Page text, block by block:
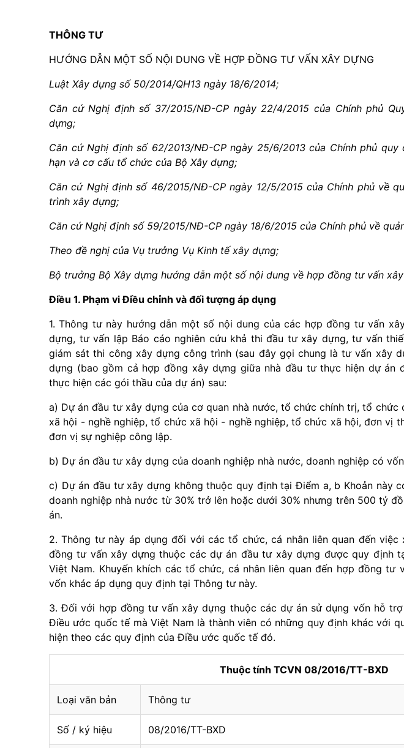
THÔNG TƯ
HƯỚNG DẪN MỘT SỐ NỘI DUNG VỀ HỢP ĐỒNG TƯ VẤN XÂY DỰNG
Luật Xây dựng số 50/2014/QH13 ngày 18/6/2014;
Căn cứ Nghị định số 37/2015/NĐ-CP ngày 22/4/2015 của Chính phủ
dựng;
Căn cứ Nghị định số 62/2013/NĐ-CP ngày 25/6/2013 của Chính phủ quy
hạn và cơ cấu tổ chức của Bộ Xây dựng;
Căn cứ Nghị định số 46/2015/NĐ-CP ngày 12/5/2015 của Chính phủ về
trình xây dựng;
Căn cứ Nghị định số 59/2015/NĐ-CP ngày 18/6/2015 của Chính phủ về
Theo đề nghị của Vụ trưởng Vụ Kinh tế xây dựng;
Bộ trưởng Bộ Xây dựng hướng dẫn một số nội dung về hợp đồng tư vấn
Điều 1. Phạm vi Điều chỉnh và đối tượng áp dụng
1. Thông tư này hướng dẫn một số nội dung của các hợp đồng tư vấn
dựng, tư vấn lập Báo cáo nghiên cứu khả thi đầu tư xây dựng, tư vấn
giám sát thi công xây dựng công trình (sau đây gọi chung là tư vấn xây
dựng (bao gồm cả hợp đồng xây dựng giữa nhà đầu tư thực hiện dự án
thực hiện các gói thầu của dự án) sau:
a) Dự án đầu tư xây dựng của cơ quan nhà nước, tổ chức chính trị, tổ
xã hội - nghề nghiệp, tổ chức xã hội - nghề nghiệp, tổ chức xã hội, đơn vị
đơn vị sự nghiệp công lập.
b) Dự án đầu tư xây dựng của doanh nghiệp nhà nước, doanh nghiệp có
c) Dự án đầu tư xây dựng không thuộc quy định tại Điểm a, b Khoản này
doanh nghiệp nhà nước từ 30% trở lên hoặc dưới 30% nhưng trên 500 tỷ
án.
2. Thông tư này áp dụng đối với các tổ chức, cá nhân liên quan đến
đồng tư vấn xây dựng thuộc các dự án đầu tư xây dựng được quy định
Việt Nam. Khuyến khích các tổ chức, cá nhân liên quan đến hợp đồng tư
vốn khác áp dụng quy định tại Thông tư này.
3. Đối với hợp đồng tưvấn xây dựng thuộc các dự án sử dụng vốn hỗ
Điều ước quốc tế mà Việt Nam là thành viên có những quy định khác với
hiện theo các quy định của Điều ước quốc tế đó.
Thuộc tính TCVN 08/2016/TT-BXD
Loại văn bản Thông tư
Số / ký hiệu 08/2016/TT-BXD